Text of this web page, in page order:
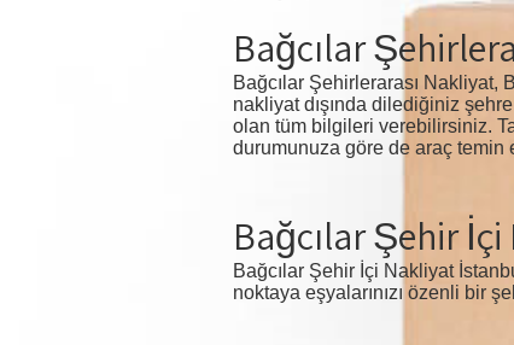
Bağcılar
Bağcılar Şehirlerarası Nakliyat,
nakliyat dışında dilediğiniz
olan tüm bilgileri verebilirsiniz.
durumunuza göre de araç temin
Bağcılar Şehir
Bağcılar Şehir İçi Nakliyat
noktaya eşyalarınızı özenli bir